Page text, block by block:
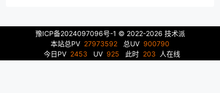
豫ICP备2024097096号-1 © 2022-2026 技术派
本站总PV 27973592 总UV 900790
今日PV 2453 UV 925 此时 203 人在线